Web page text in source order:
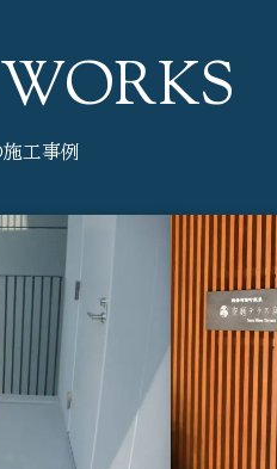
施工事例